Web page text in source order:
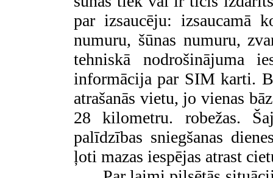
par izsaucēju: izsaucamā
numuru, šūnas numuru,
tehniskā nodrošinājuma
informācija par SIM karti.
atrašanās vietu, jo vienas
28 kilometru. robežas.
palīdzības sniegšanas
ļoti mazas iespējas atrast